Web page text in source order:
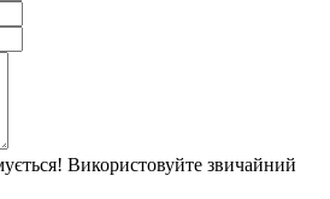
Використовуйте звичайний